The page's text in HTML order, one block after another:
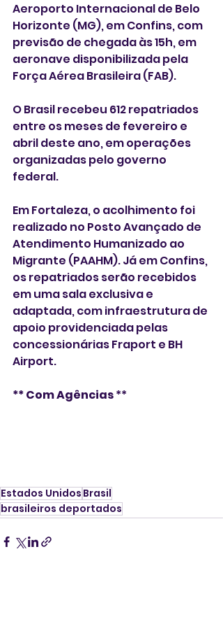
Aeroporto Internacional de Belo
Horizonte (MG), em Confins, com
previsão de chegada às 15h, em
aeronave disponibilizada pela
Força Aérea Brasileira (FAB).
O Brasil recebeu 612 repatriados
entre os meses de fevereiro e
abril deste ano, em operações
organizadas pelo governo
federal.
Em Fortaleza, o acolhimento foi
realizado no Posto Avançado de
Atendimento Humanizado ao
Migrante (PAAHM). Já em Confins,
os repatriados serão recebidos
em uma sala exclusiva e
adaptada, com infraestrutura de
apoio providenciada pelas
concessionárias Fraport e BH
Airport.
** Com Agências **
Estados Unidos Brasil
brasileiros deportados